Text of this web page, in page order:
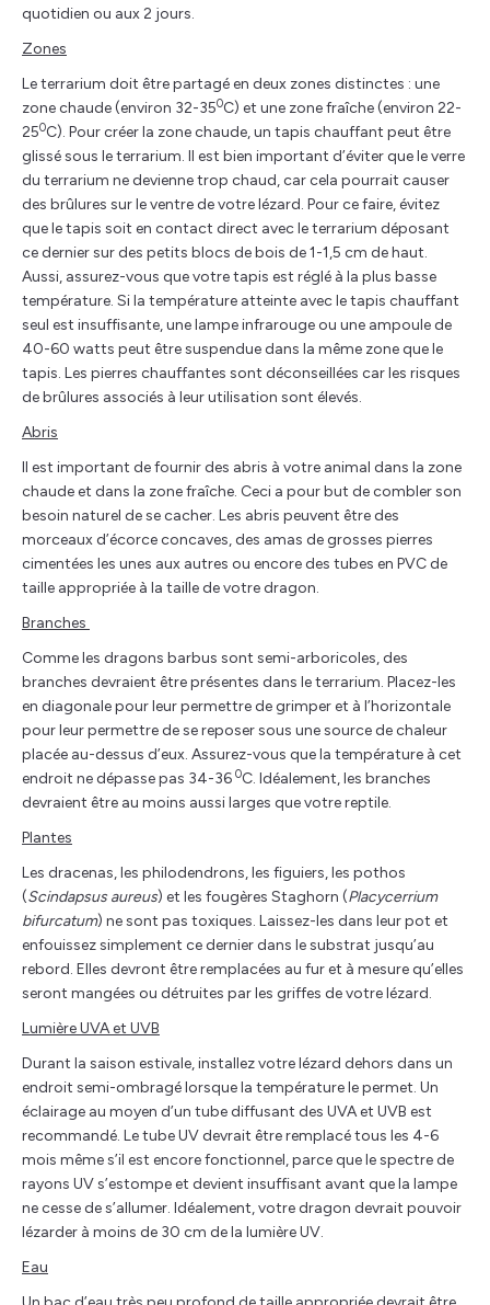
quotidien ou aux 2 jours.
Zones
Le terrarium doit être partagé en deux zones distinctes : une
zone chaude (environ 32-350C) et une zone fraîche (environ 22-
250C). Pour créer la zone chaude, un tapis chauffant peut être
glissé sous le terrarium. Il est bien important d’éviter que le verre
du terrarium ne devienne trop chaud, car cela pourrait causer
des brûlures sur le ventre de votre lézard. Pour ce faire, évitez
que le tapis soit en contact direct avec le terrarium déposant
ce dernier sur des petits blocs de bois de 1-1,5 cm de haut.
Aussi, assurez-vous que votre tapis est réglé à la plus basse
température. Si la température atteinte avec le tapis chauffant
seul est insuffisante, une lampe infrarouge ou une ampoule de
40-60 watts peut être suspendue dans la même zone que le
tapis. Les pierres chauffantes sont déconseillées car les risques
de brûlures associés à leur utilisation sont élevés.
Abris
Il est important de fournir des abris à votre animal dans la zone
chaude et dans la zone fraîche. Ceci a pour but de combler son
besoin naturel de se cacher. Les abris peuvent être des
morceaux d’écorce concaves, des amas de grosses pierres
cimentées les unes aux autres ou encore des tubes en PVC de
taille appropriée à la taille de votre dragon.
Branches
Comme les dragons barbus sont semi-arboricoles, des
branches devraient être présentes dans le terrarium. Placez-les
en diagonale pour leur permettre de grimper et à l’horizontale
pour leur permettre de se reposer sous une source de chaleur
placée au-dessus d’eux. Assurez-vous que la température à cet
endroit ne dépasse pas 34-36 0C. Idéalement, les branches
devraient être au moins aussi larges que votre reptile.
Plantes
Les dracenas, les philodendrons, les figuiers, les pothos
(Scindapsus aureus) et les fougères Staghorn (Placycerrium
bifurcatum) ne sont pas toxiques. Laissez-les dans leur pot et
enfouissez simplement ce dernier dans le substrat jusqu’au
rebord. Elles devront être remplacées au fur et à mesure qu’elles
seront mangées ou détruites par les griffes de votre lézard.
Lumière UVA et UVB
Durant la saison estivale, installez votre lézard dehors dans un
endroit semi-ombragé lorsque la température le permet. Un
éclairage au moyen d’un tube diffusant des UVA et UVB est
recommandé. Le tube UV devrait être remplacé tous les 4-6
mois même s’il est encore fonctionnel, parce que le spectre de
rayons UV s’estompe et devient insuffisant avant que la lampe
ne cesse de s’allumer. Idéalement, votre dragon devrait pouvoir
lézarder à moins de 30 cm de la lumière UV.
Eau